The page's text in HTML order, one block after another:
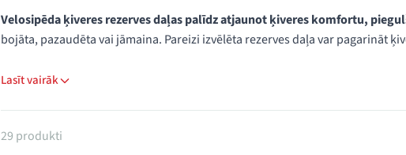
Velosipēda ķiveres rezerves daļas palīdz atjaunot ķiveres komfortu,
bojāta, pazaudēta vai jāmaina. Pareizi izvēlēta rezerves daļa var pagarināt
Lasīt vairāk
Produkti kategorijā Ķiveres rezerves daļas
29 produkti